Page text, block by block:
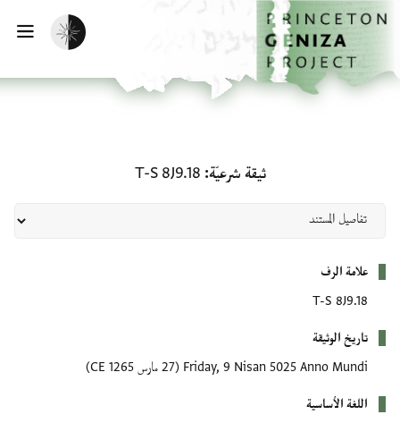
إلى المحتوى الرئيسي
الرئيسية
تفعيل الوضع المظلم
ثيقة شرعيّة T-S 8J9.18
علامة الرف
T-S 8J9.18
تاريخ الوثيقة
Friday, 9 Nisan 5025 Anno Mundi (27 مارس 1265 CE)
اللغة الأساسية